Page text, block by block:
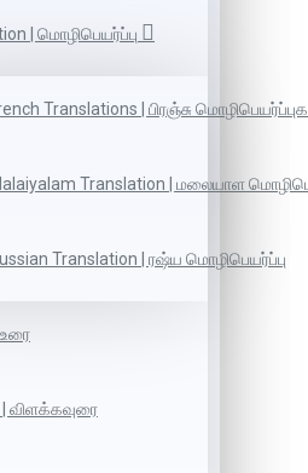
| மொழிபெயர்ப்பு
Translations | பிரஞ்சு
Translation | மலையாள
Translation | ரஷ்ய மொழிபெயர்ப்பு
| விளக்கவுரை